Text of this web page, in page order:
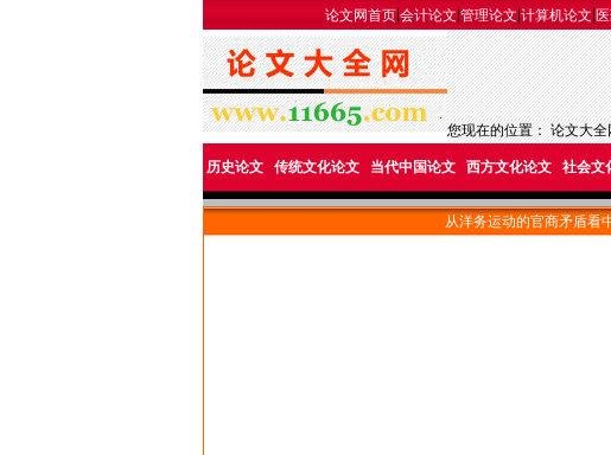
论文网首页|会计论文|管理论文|计算机论文|
您现在的位置：论文大全
历史论文 传统文化论文 当代中国论文 西方文化论文 社会文
从洋务运动的官商矛盾看